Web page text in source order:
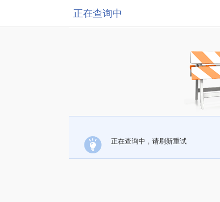
正在查询中
正在查询中，请刷新重试